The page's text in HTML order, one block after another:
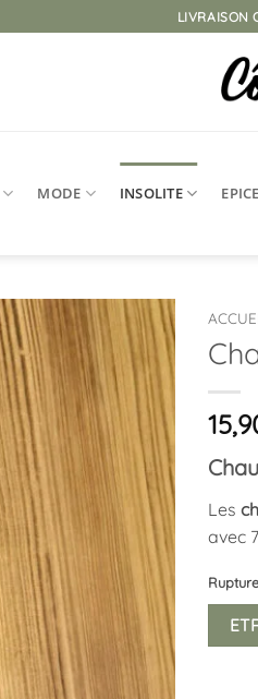
LIVRAISON
MODE INSOLITE
Ajouter
à la
liste
d’envies
Les
avec